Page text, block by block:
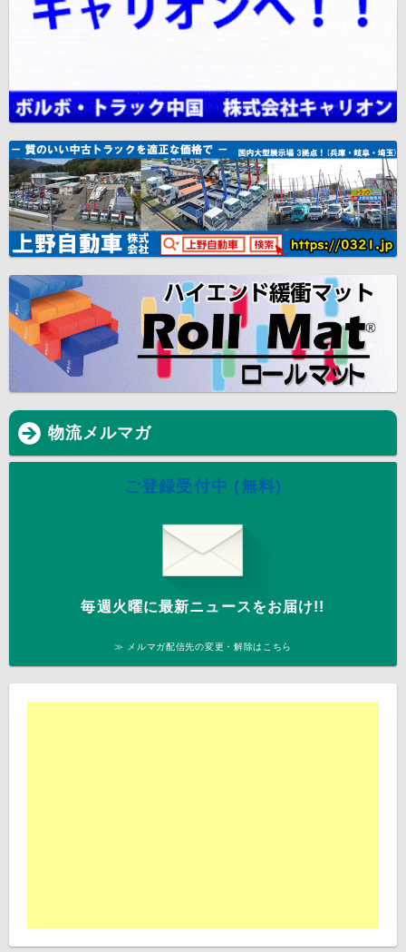
物流メルマガ
ご登録受付中 (無料)
毎週火曜に最新ニュースをお届け!!
≫ メルマガ配信先の変更・解除はこちら